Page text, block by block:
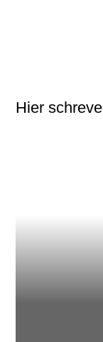
Hier